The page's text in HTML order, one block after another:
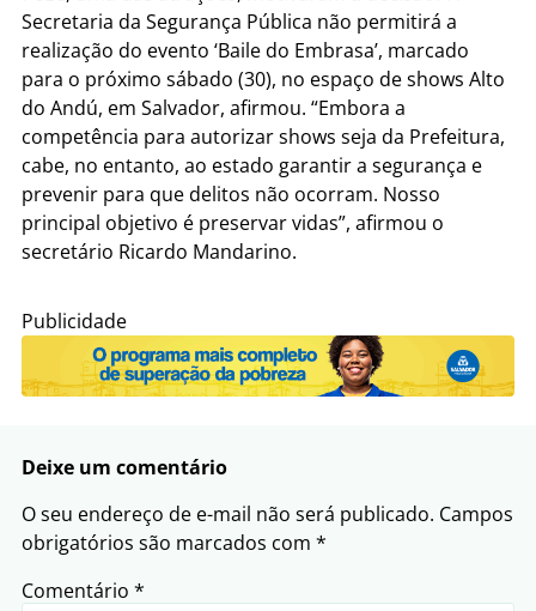
Secretaria da Segurança Pública não permitirá a
realização do evento ‘Baile do Embrasa’, marcado
para o próximo sábado (30), no espaço de shows Alto
do Andú, em Salvador, afirmou. “Embora a
competência para autorizar shows seja da Prefeitura,
cabe, no entanto, ao estado garantir a segurança e
prevenir para que delitos não ocorram. Nosso
principal objetivo é preservar vidas”, afirmou o
secretário Ricardo Mandarino.
Publicidade
Deixe um comentário
O seu endereço de e-mail não será publicado. Campos
obrigatórios são marcados com *
Comentário *